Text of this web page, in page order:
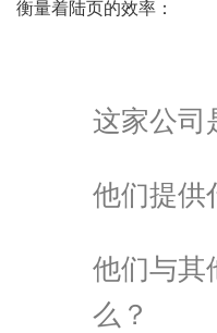
衡量着陆页的效率：
这家公司
他们提供
他们与其
么？